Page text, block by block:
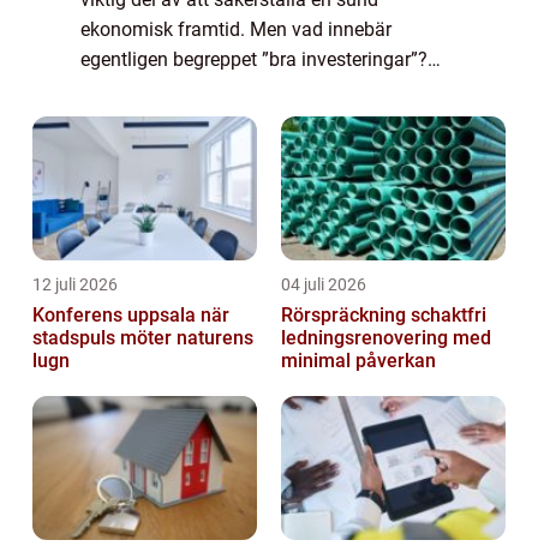
ekonomisk framtid. Men vad innebär
egentligen begreppet ”bra investeringar”?
och vad gör dem populära? I den...
12 juli 2026
Konferens uppsala när
stadspuls möter naturens
lugn
04 juli 2026
Rörspräckning schaktfri
ledningsrenovering med
minimal påverkan